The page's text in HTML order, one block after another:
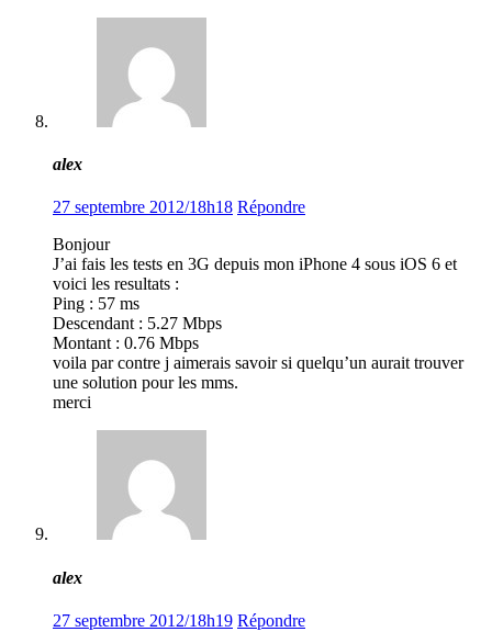
alex
27 septembre 2012/18h18 Répondre
Bonjour
J’ai fais les tests en 3G depuis mon iPhone 4 sous iOS 6 et
voici les resultats :
Ping : 57 ms
Descendant : 5.27 Mbps
Montant : 0.76 Mbps
voila par contre j aimerais savoir si quelqu’un aurait trouver
une solution pour les mms.
merci
alex
27 septembre 2012/18h19 Répondre